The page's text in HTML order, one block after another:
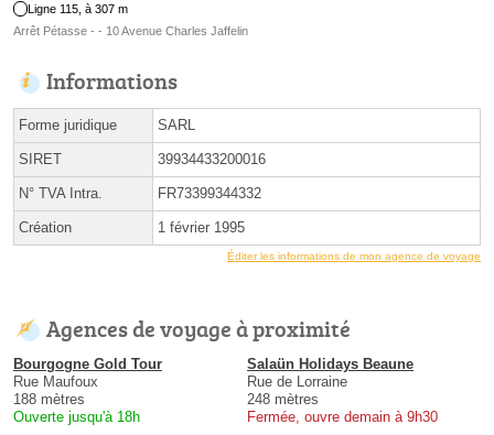
Ligne 115, à 307 m
Arrêt Pétasse - - 10 Avenue Charles Jaffelin
Informations
Forme juridique SARL
SIRET 39934433200016
N° TVA Intra. FR73399344332
Création 1 février 1995
Éditer les informations de mon agence de voyage
Agences de voyage à proximité
Bourgogne Gold Tour
Rue Maufoux
188 mètres
Ouverte jusqu'à 18h
Salaün Holidays Beaune
Rue de Lorraine
248 mètres
Fermée, ouvre demain à 9h30